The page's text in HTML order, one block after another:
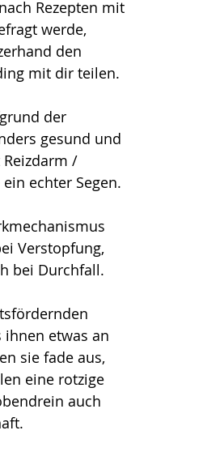
Rezepten mit
werde,
den
mit dir teilen.
der
gesund und
/
echter Segen.
Verstopfung,
bei Durchfall.
ihnen etwas an
sie fade aus,
eine rotzige
auch